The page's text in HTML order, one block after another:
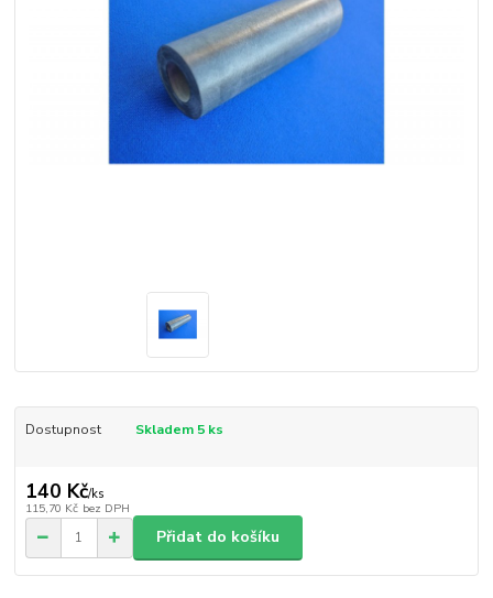
Dostupnost Skladem 5 ks
140 Kč/ks
115,70 Kč bez DPH
Přidat do košíku